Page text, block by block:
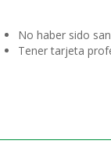
No haber sido
Tener tarjeta